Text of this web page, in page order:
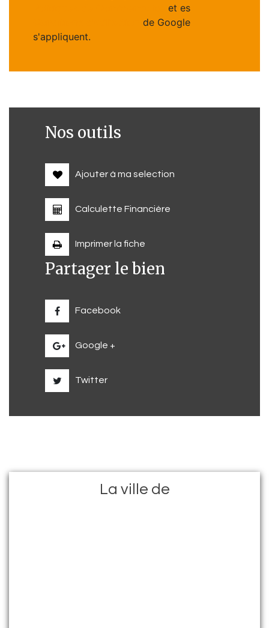
et es
de Google
s'appliquent.
Nos outils
Ajouter à ma selection
Calculette Financière
Imprimer la fiche
Partager le bien
Facebook
Google +
Twitter
La ville de